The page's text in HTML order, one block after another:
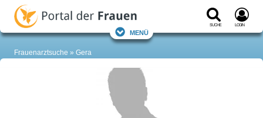
Suche Login
Menü
Frauenarztsuche Gera